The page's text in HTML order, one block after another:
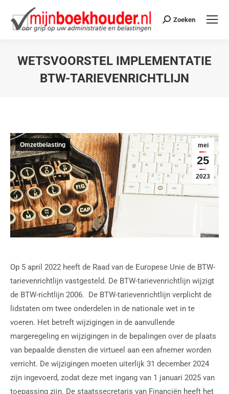
Zoeken
WETSVOORSTEL IMPLEMENTATIE
BTW-TARIEVENRICHTLIJN
mei
25
2023
Omzetbelasting
Op 5 april 2022 heeft de Raad van de Europese Unie de BTW-
tarievenrichtlijn vastgesteld. De BTW-tarievenrichtlijn wijzigt
de BTW-richtlijn 2006. De BTW-tarievenrichtlijn verplicht de
lidstaten om twee onderdelen in de nationale wet in te
voeren. Het betreft wijzigingen in de aanvullende
margeregeling en wijzigingen in de bepalingen over de plaats
van bepaalde diensten die virtueel aan een afnemer worden
verricht. De wijzigingen moeten uiterlijk 31 december 2024
zijn ingevoerd, zodat deze met ingang van 1 januari 2025 van
toepassing zijn. De staatssecretaris van Financiën heeft het